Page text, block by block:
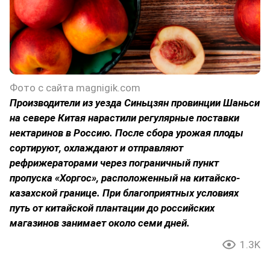
Фото с сайта magnigik.com
Производители из уезда Синьцзян провинции Шаньси
на севере Китая нарастили регулярные поставки
нектаринов в Россию. После сбора урожая плоды
сортируют, охлаждают и отправляют
рефрижераторами через пограничный пункт
пропуска «Хоргос», расположенный на китайско-
казахской границе. При благоприятных условиях
путь от китайской плантации до российских
магазинов занимает около семи дней.
1.3K